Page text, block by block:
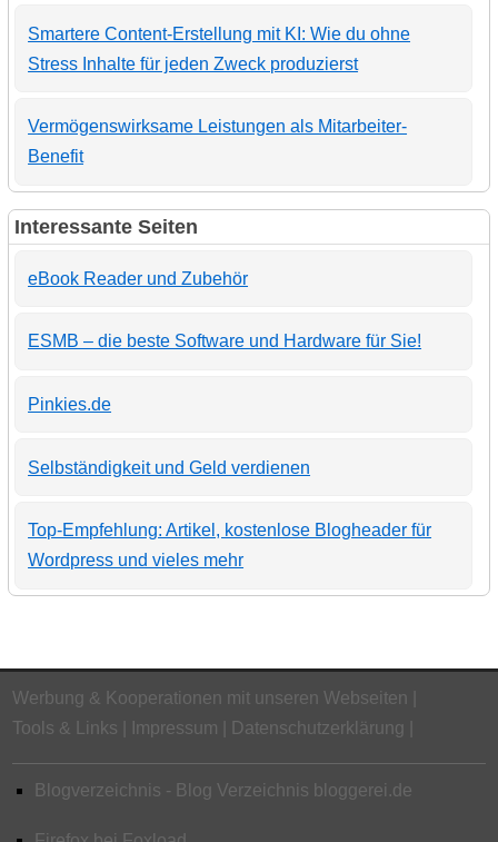
Smartere Content-Erstellung mit KI: Wie du ohne
Stress Inhalte für jeden Zweck produzierst
Vermögenswirksame Leistungen als Mitarbeiter-
Benefit
Interessante Seiten
eBook Reader und Zubehör
ESMB – die beste Software und Hardware für Sie!
Pinkies.de
Selbständigkeit und Geld verdienen
Top-Empfehlung: Artikel, kostenlose Blogheader für
Wordpress und vieles mehr
Werbung & Kooperationen mit unseren Webseiten
Tools & Links
Impressum Datenschutzerklärung
Blogverzeichnis - Blog Verzeichnis bloggerei.de